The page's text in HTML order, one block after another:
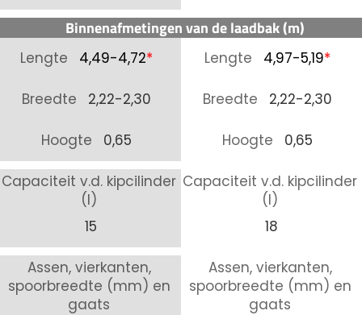
Binnenafmetingen van de laadbak (m)
Lengte 4,49-4,72* Lengte 4,97-5,19*
Breedte 2,22-2,30 Breedte 2,22-2,30
Hoogte 0,65 Hoogte 0,65
Capaciteit v.d. kipcilinder
(l)
15
Capaciteit v.d. kipcilinder
(l)
18
Assen, vierkanten,
spoorbreedte (mm) en
gaats
Assen, vierkanten,
spoorbreedte (mm) en
gaats